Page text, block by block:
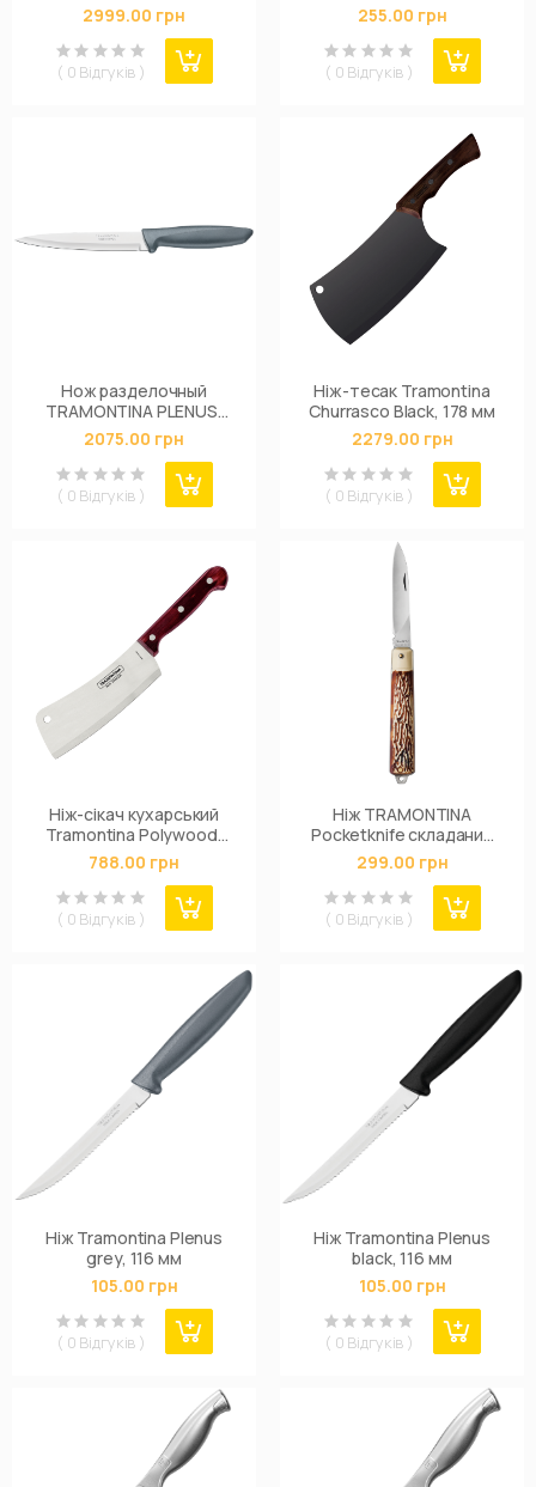
2999.00 грн
( 0 Відгуків )
255.00 грн
( 0 Відгуків )
Нож разделочный
TRAMONTINA PLENUS,
152 мм
2075.00 грн
( 0 Відгуків )
Ніж-тесак Tramontina
Churrasco Black, 178 мм
2279.00 грн
( 0 Відгуків )
Ніж-сікач кухарський
Tramontina Polywood,
150 мм
788.00 грн
( 0 Відгуків )
Ніж TRAMONTINA
Pocketknife складаний
76 мм
299.00 грн
( 0 Відгуків )
Ніж Tramontina Plenus
grey, 116 мм
105.00 грн
( 0 Відгуків )
Ніж Tramontina Plenus
black, 116 мм
105.00 грн
( 0 Відгуків )